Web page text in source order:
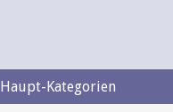
Haupt-Kategorien